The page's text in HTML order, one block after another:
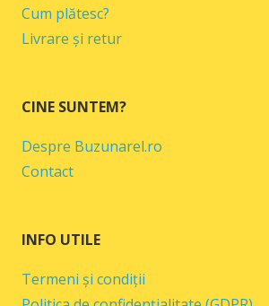
Cum plătesc?
Livrare și retur
CINE SUNTEM?
Despre Buzunarel.ro
Contact
INFO UTILE
Termeni și condiții